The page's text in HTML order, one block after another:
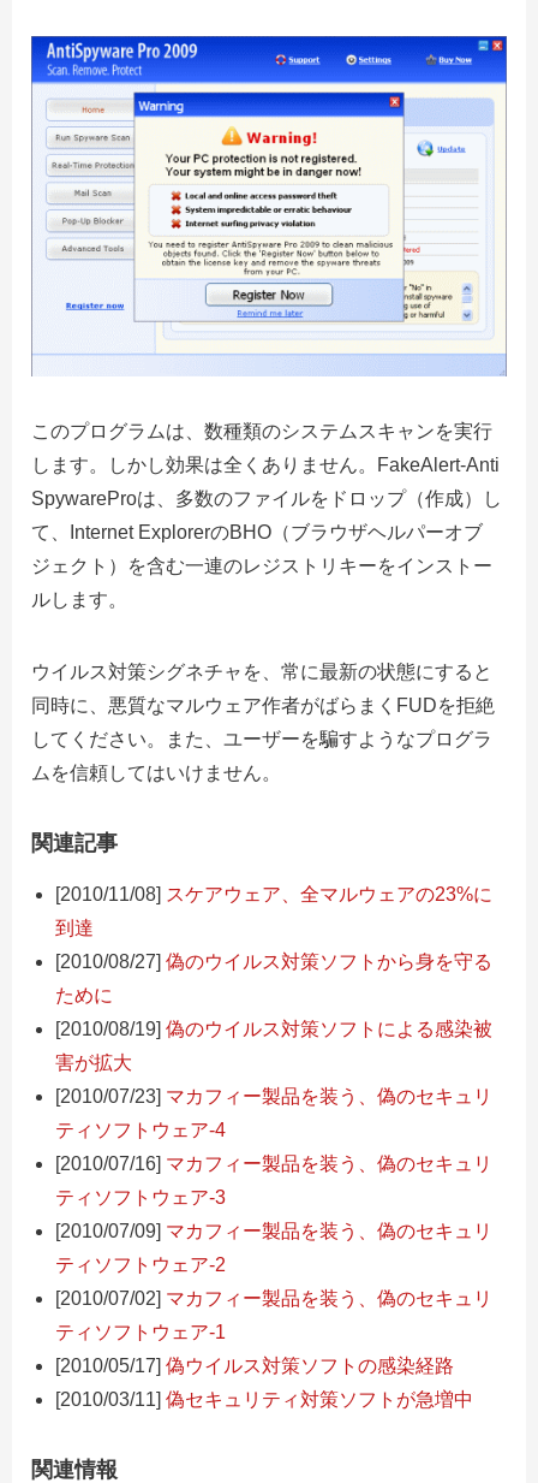
このプログラムは、数種類のシステムスキャンを実行
します。しかし効果は全くありません。FakeAlert-Anti
SpywareProは、多数のファイルをドロップ（作成）し
て、Internet ExplorerのBHO（ブラウザヘルパーオブ
ジェクト）を含む一連のレジストリキーをインストー
ルします。
ウイルス対策シグネチャを、常に最新の状態にすると
同時に、悪質なマルウェア作者がばらまくFUDを拒絶
してください。また、ユーザーを騙すようなプログラ
ムを信頼してはいけません。
関連記事
[2010/11/08] スケアウェア、全マルウェアの23%に
到達
[2010/08/27] 偽のウイルス対策ソフトから身を守る
ために
[2010/08/19] 偽のウイルス対策ソフトによる感染被
害が拡大
[2010/07/23] マカフィー製品を装う、偽のセキュリ
ティソフトウェア-4
[2010/07/16] マカフィー製品を装う、偽のセキュリ
ティソフトウェア-3
[2010/07/09] マカフィー製品を装う、偽のセキュリ
ティソフトウェア-2
[2010/07/02] マカフィー製品を装う、偽のセキュリ
ティソフトウェア-1
[2010/05/17] 偽ウイルス対策ソフトの感染経路
[2010/03/11] 偽セキュリティ対策ソフトが急増中
関連情報